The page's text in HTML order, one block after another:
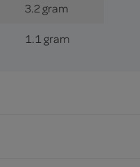
3.2 gram
1.1 gram